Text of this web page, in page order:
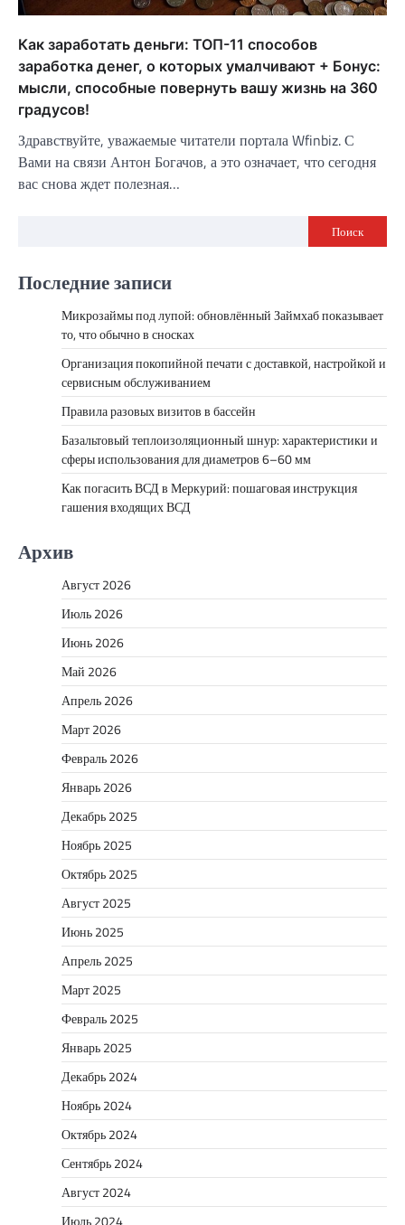
Как заработать деньги: ТОП-11 способов
заработка денег, о которых умалчивают + Бонус:
мысли, способные повернуть вашу жизнь на 360
градусов!
Здравствуйте, уважаемые читатели портала Wfinbiz. С
Вами на связи Антон Богачов, а это означает, что сегодня
вас снова ждет полезная…
Поиск
Последние записи
Микрозаймы под лупой: обновлённый Займхаб показывает
то, что обычно в сносках
Организация покопийной печати с доставкой, настройкой и
сервисным обслуживанием
Правила разовых визитов в бассейн
Базальтовый теплоизоляционный шнур: характеристики и
сферы использования для диаметров 6–60 мм
Как погасить ВСД в Меркурий: пошаговая инструкция
гашения входящих ВСД
Архив
Август 2026
Июль 2026
Июнь 2026
Май 2026
Апрель 2026
Март 2026
Февраль 2026
Январь 2026
Декабрь 2025
Ноябрь 2025
Октябрь 2025
Август 2025
Июнь 2025
Апрель 2025
Март 2025
Февраль 2025
Январь 2025
Декабрь 2024
Ноябрь 2024
Октябрь 2024
Сентябрь 2024
Август 2024
Июль 2024